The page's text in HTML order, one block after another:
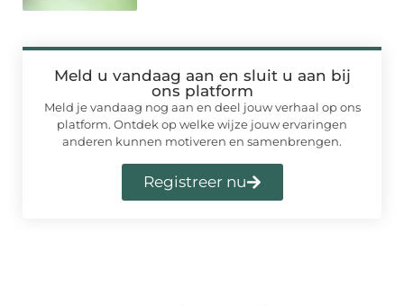
Meld u vandaag aan en sluit u aan bij
ons platform
Meld je vandaag nog aan en deel jouw verhaal op ons
platform. Ontdek op welke wijze jouw ervaringen
anderen kunnen motiveren en samenbrengen.
Registreer nu